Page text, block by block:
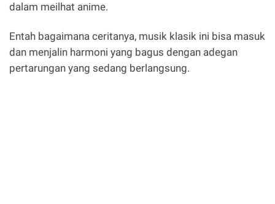
dalam meilhat anime.
Entah bagaimana ceritanya, musik klasik ini bisa masuk
dan menjalin harmoni yang bagus dengan adegan
pertarungan yang sedang berlangsung.